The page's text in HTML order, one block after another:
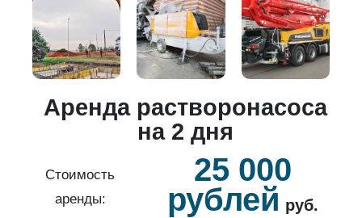
Аренда растворонасоса
на 2 дня
Стоимость
аренды:
25 000
рублей руб.